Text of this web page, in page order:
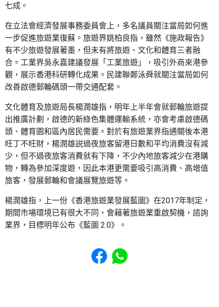
七成。
在立法會經濟發展事務委員會上，多名議員關注當局如何進
一步促進旅遊業復蘇。旅遊界姚柏良指，雖然《施政報告》
有不少旅遊發展著墨，但未有將旅遊、文化和體育三者融
合。工業界吳永嘉建議發展「工業旅遊」，吸引外商來港參
觀，展示香港科研轉化成果。民建聯鄭泳舜就關注當局如何
改善啟德郵輪碼頭一帶交通配套。
文化體育及旅遊局長楊潤雄指，明年上半年會就郵輪旅遊提
出推廣計劃，啟德的新綠色集體運輸系統，亦會考慮啟德碼
頭、體育園和區內居民需要。對於有旅遊業界指通關後本港
旺丁不旺財，楊潤雄説過夜旅客留港日數和平均消費沒有減
少，但不過夜旅客消費就有下降，不少內地旅客減少在港購
物，轉為參加深度遊，因此本港更需要吸引高消費、高增值
旅客，發展郵輪和會議展覽旅遊等。
楊潤雄指，上一份《香港旅遊業發展藍圖》在2017年制定，
期間市場環境已有很大不同，會藉著旅遊業重啟契機，諮詢
業界，目標明年公布《藍圖 2.0》。
Share to Facebook
Share to WhatsApp